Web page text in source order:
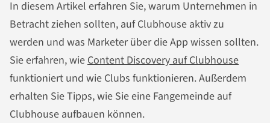
In diesem Artikel erfahren Sie, warum Unternehmen in
Betracht ziehen sollten, auf Clubhouse aktiv zu
werden und was Marketer über die App wissen sollten.
Sie erfahren, wieContent Discovery auf Clubhouse
funktioniert und wie Clubs funktionieren. Außerdem
erhalten Sie Tipps, wie Sie eine Fangemeinde auf
Clubhouse aufbauen können.